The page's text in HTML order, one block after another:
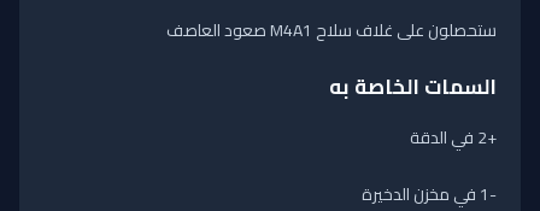
ستحصلون على غلاف سلاح M4A1 صعود العاصف
السمات الخاصة به
+2 في الدقة
-1 في مخزن الدخيرة